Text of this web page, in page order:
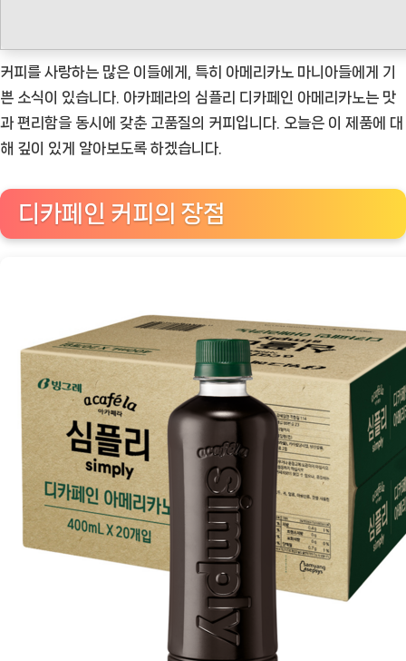
심
플
리
페
아
노,
커
ㅣ
커피를 사랑하는 많은 이들에게, 특히 아메리카노 마니아들에게 기
쁜 소식이 있습니다. 아카페라의 심플리 디카페인 아메리카노는 맛
과 편리함을 동시에 갖춘 고품질의 커피입니다. 오늘은 이 제품에 대
해 깊이 있게 알아보도록 하겠습니다.
디카페인 커피의 장점